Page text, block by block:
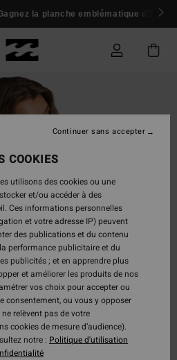
la planche emblématique d'Andy
COOKIES
utilisons des cookies ou une
et/ou accéder à des
Ces informations personnelles
et votre adresse IP) peuvent
des publications et du contenu
performance publicitaire et du
publicités ; et en apprendre plus
et améliorer les produits de nos
vos choix pour accepter ou
consentement, ou vous y opposer
relèvent pas de votre
cookies de mesure d’audience).
notre : Politique d'utilisation
Continuer sans accepter